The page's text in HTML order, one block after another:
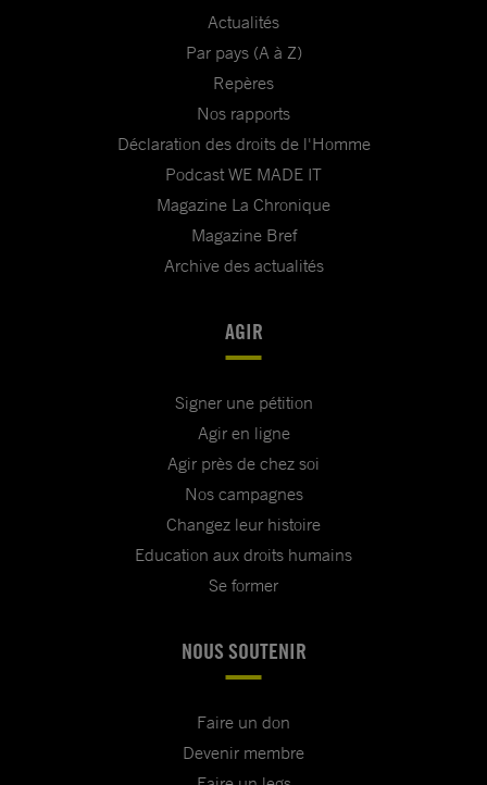
Actualités
Par pays (A à Z)
Repères
Nos rapports
Déclaration des droits de l'Homme
Podcast WE MADE IT
Magazine La Chronique
Magazine Bref
Archive des actualités
AGIR
Signer une pétition
Agir en ligne
Agir près de chez soi
Nos campagnes
Changez leur histoire
Education aux droits humains
Se former
NOUS SOUTENIR
Faire un don
Devenir membre